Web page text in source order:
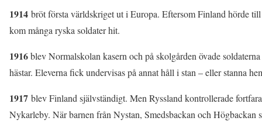
1914 bröt första världskriget ut i Europa. Eftersom Finland hörde
kom många ryska soldater hit.
1916blev Normalskolan kasern och på skolgården övade
hästar. Eleverna fick undervisas på annat håll i stan – eller stanna
1917 blev Finland självständigt. Men Ryssland kontrollerade
Nykarleby. När barnen från Nystan, Smedsbackan och Högbackan